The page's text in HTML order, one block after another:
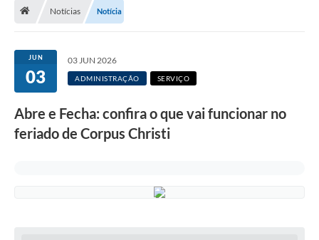
Notícias Notícia
JUN
03
03 JUN 2026
ADMINISTRAÇÃO SERVIÇO
Abre e Fecha: confira o que vai funcionar no
feriado de Corpus Christi